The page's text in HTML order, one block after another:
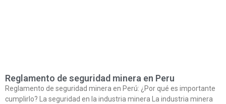
Reglamento de seguridad minera en Peru
Reglamento de seguridad minera en Perú: ¿Por qué es importante
cumplirlo? La seguridad en la industria minera La industria minera